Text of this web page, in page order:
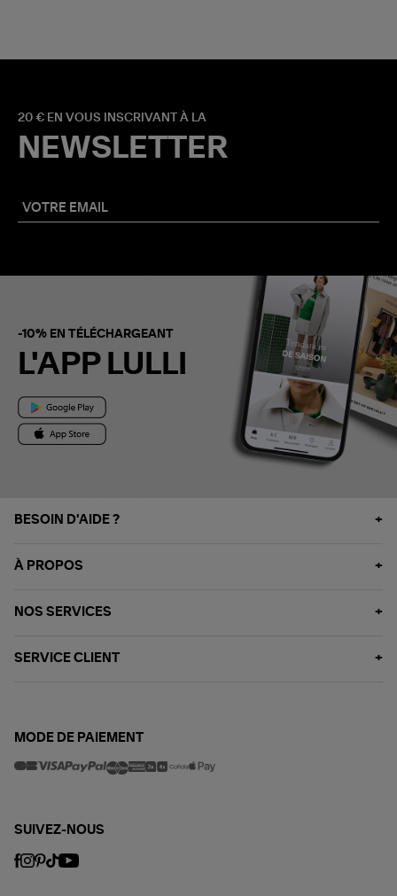
20 € EN VOUS INSCRIVANT À LA
NEWSLETTER
-10% EN TÉLÉCHARGEANT
L'APP LULLI
BESOIN D'AIDE ?
À PROPOS
NOS SERVICES
SERVICE CLIENT
MODE DE PAIEMENT
SUIVEZ-NOUS